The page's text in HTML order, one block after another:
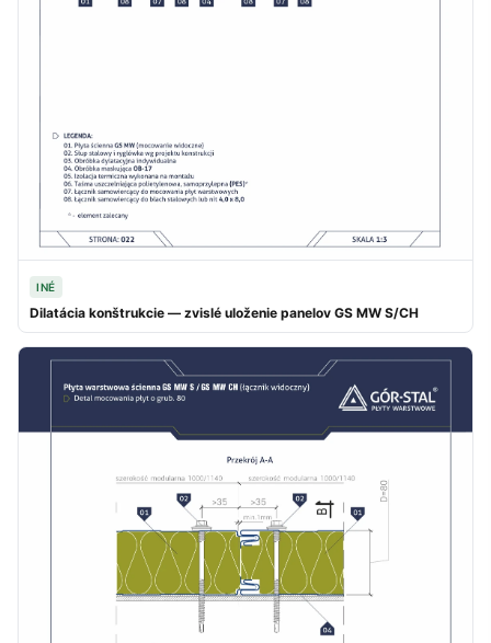
INÉ
Dilatácia konštrukcie — zvislé uloženie panelov GS MW S/CH